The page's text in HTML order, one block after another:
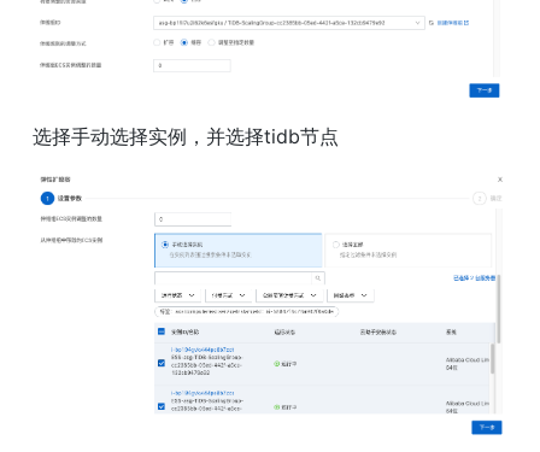
选择手动选择实例，并选择tidb节点